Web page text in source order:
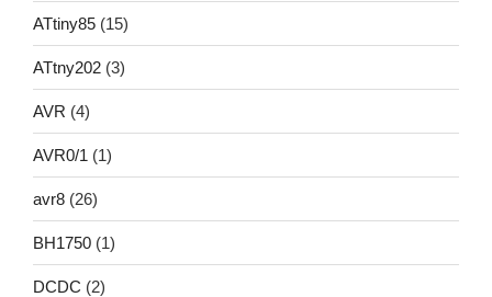
ATtiny85 (15)
ATtny202 (3)
AVR (4)
AVR0/1 (1)
avr8 (26)
BH1750 (1)
DCDC (2)